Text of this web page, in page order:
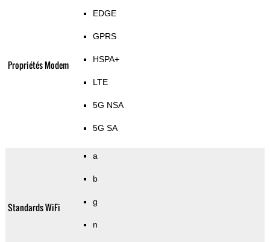
Propriétés Modem
EDGE
GPRS
HSPA+
LTE
5G NSA
5G SA
Standards WiFi
a
b
g
n